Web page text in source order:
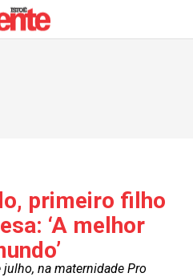
primeiro filho
‘A melhor
na maternidade Pro